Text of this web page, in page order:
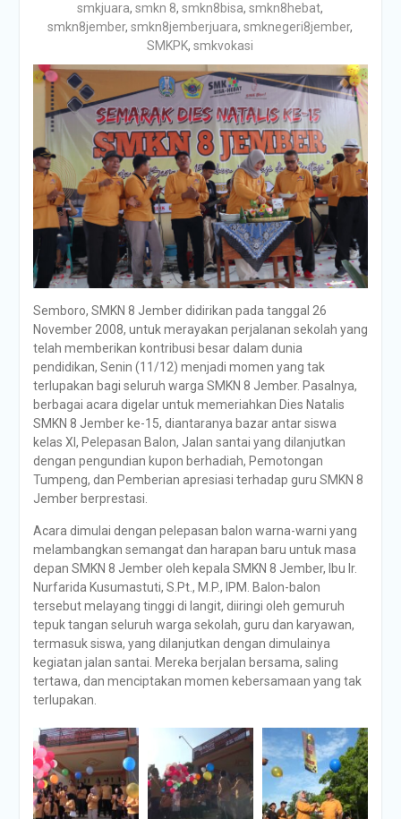
smkjuara,smkn 8,smkn8bisa,smkn8hebat,
smkn8jember,smkn8jemberjuara,smknegeri8jember,
SMKPK,smkvokasi
Semboro, SMKN 8 Jember didirikan pada tanggal 26
November 2008, untuk merayakan perjalanan sekolah yang
telah memberikan kontribusi besar dalam dunia
pendidikan, Senin (11/12) menjadi momen yang tak
terlupakan bagi seluruh warga SMKN 8 Jember. Pasalnya,
berbagai acara digelar untuk memeriahkan Dies Natalis
SMKN 8 Jember ke-15, diantaranya bazar antar siswa
kelas XI, Pelepasan Balon, Jalan santai yang dilanjutkan
dengan pengundian kupon berhadiah, Pemotongan
Tumpeng, dan Pemberian apresiasi terhadap guru SMKN 8
Jember berprestasi.
Acara dimulai dengan pelepasan balon warna-warni yang
melambangkan semangat dan harapan baru untuk masa
depan SMKN 8 Jember oleh kepala SMKN 8 Jember, Ibu Ir.
Nurfarida Kusumastuti, S.Pt., M.P., IPM. Balon-balon
tersebut melayang tinggi di langit, diiringi oleh gemuruh
tepuk tangan seluruh warga sekolah, guru dan karyawan,
termasuk siswa, yang dilanjutkan dengan dimulainya
kegiatan jalan santai. Mereka berjalan bersama, saling
tertawa, dan menciptakan momen kebersamaan yang tak
terlupakan.